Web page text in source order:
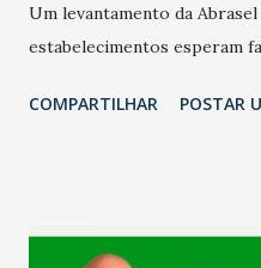
Um levantamento da
estabelecimentos esperam
relação ao último trimestre
confraternizações de fim
COMPARTILHAR POSTAR